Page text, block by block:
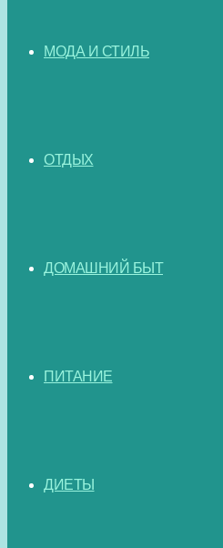
МОДА И СТИЛЬ
ОТДЫХ
ДОМАШНИЙ БЫТ
ПИТАНИЕ
ДИЕТЫ